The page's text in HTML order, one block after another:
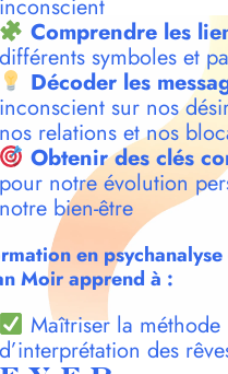
inconscient
Comprendre les
différents symboles et
Décoder les
inconscient sur nos
nos relations et nos
Obtenir des clés
pour notre évolution
notre bien-être
en
Moir apprend à :
Maîtriser la méthode
d’interprétation des